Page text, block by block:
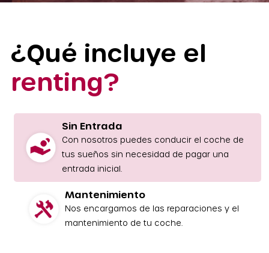
¿Qué incluye el
renting?
Sin Entrada
Con nosotros puedes conducir el coche de
tus sueños sin necesidad de pagar una
entrada inicial.
Mantenimiento
Nos encargamos de las reparaciones y el
mantenimiento de tu coche.